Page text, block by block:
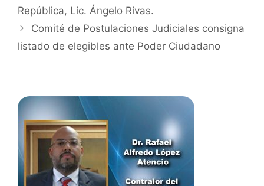
República, Lic. Ángelo Rivas.
Comité de Postulaciones Judiciales consigna
listado de elegibles ante Poder Ciudadano